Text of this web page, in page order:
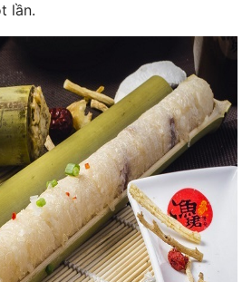
lần.